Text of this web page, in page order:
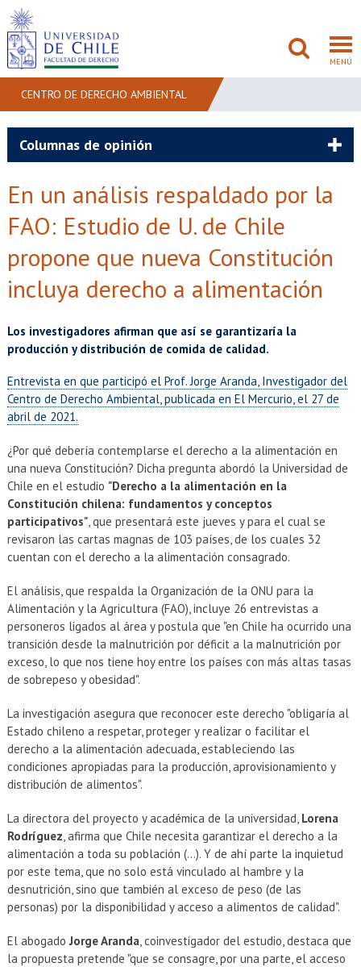
MENÚ
FACULTAD
POSTGRADO
ADMISIÓN
INVESTIGACIÓN
BIBLIOTECAS
Académicos Estudiantes
CENTRO DE DERECHO AMBIENTAL
Columnas de opinión
En un análisis respaldado por la
FAO: Estudio de U. de Chile
propone que nueva Constitución
incluya derecho a alimentación
Los investigadores afirman que así se garantizaría la
producción y distribución de comida de calidad.
Entrevista en que participó el Prof. Jorge Aranda, Investigador del
Centro de Derecho Ambiental, publicada en El Mercurio, el 27 de
abril de 2021.
¿Por qué debería contemplarse el derecho a la alimentación en
una nueva Constitución? Dicha pregunta abordó la Universidad de
Chile en el estudio "Derecho a la alimentación en la
Constitución chilena: fundamentos y conceptos
participativos", que presentará este jueves y para el cual se
revisaron las cartas magnas de 103 países, de los cuales 32
cuentan con el derecho a la alimentación consagrado.
El análisis, que respalda la Organización de la ONU para la
Alimentación y la Agricultura (FAO), incluye 26 entrevistas a
personeros ligados al área y postula que "en Chile ha ocurrido una
transición desde la malnutrición por déficit a la malnutrición por
exceso, lo que nos tiene hoy entre los países con más altas tasas
de sobrepeso y obesidad".
La investigación asegura que reconocer este derecho "obligaría al
Estado chileno a respetar, proteger y realizar o facilitar el
derecho a la alimentación adecuada, estableciendo las
condiciones apropiadas para la producción, aprovisionamiento y
distribución de alimentos".
La directora del proyecto y académica de la universidad, Lorena
Rodríguez, afirma que Chile necesita garantizar el derecho a la
alimentación a toda su población (...). Y de ahí parte la inquietud
por este tema, que no solo está vinculado al hambre y la
desnutrición, sino que también al exceso de peso (de las
personas) por la disponibilidad y acceso a alimentos de calidad".
El abogadoJorge Aranda, coinvestigador del estudio, destaca que
la propuesta pretende "que se consagre, por una parte, el acceso